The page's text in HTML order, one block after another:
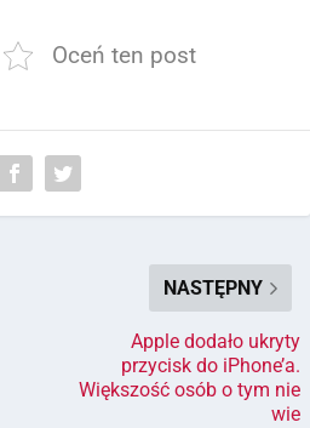
Oceń ten post
NASTĘPNY
Apple dodało ukryty
przycisk do iPhone’a.
Większość osób o tym nie
wie